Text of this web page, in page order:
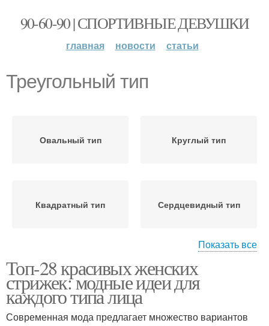
90-60-90 | СПОРТИВНЫЕ ДЕВУШКИ
главная новости статьи
Треугольный тип
Овальный тип Круглый тип
Квадратный тип Сердцевидный тип
Основные типы Шапки по типу
Показать все
Топ-28 красивых женских
стрижек: модные идеи для
каждого типа лица
Современная мода предлагает множество вариантов